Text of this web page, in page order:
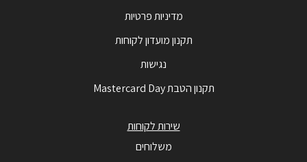
מדיניות פרטיות
תקנון מועדון לקוחות
נגישות
תקנון הטבת Mastercard Day
שירות לקוחות
משלוחים